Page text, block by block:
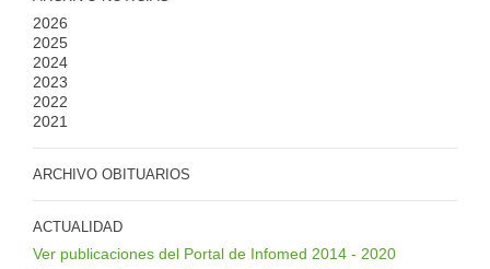
2026
2025
2024
2023
2022
2021
ARCHIVO OBITUARIOS
ACTUALIDAD
Ver publicaciones del Portal de Infomed 2014 - 2020